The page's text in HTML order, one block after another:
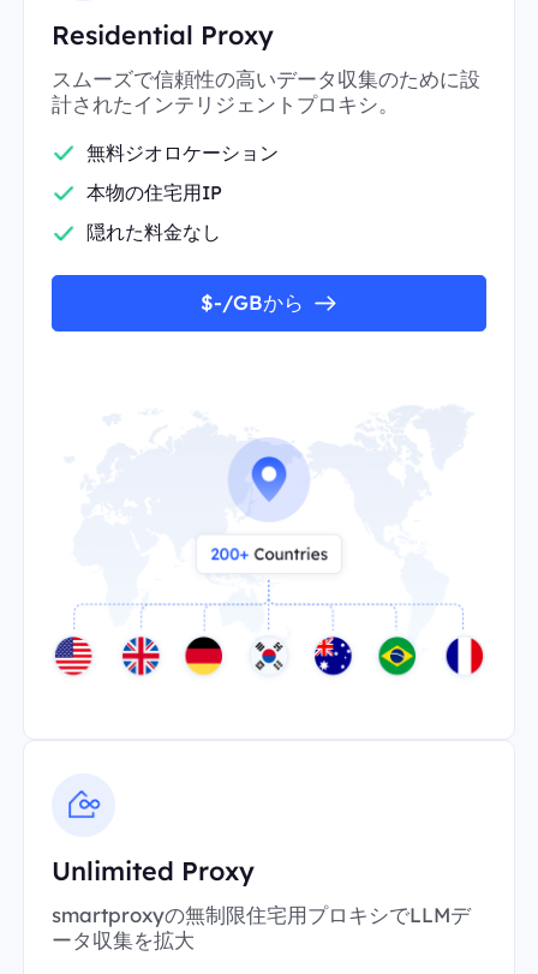
Residential Proxy
スムーズで信頼性の高いデータ収集のために設
計されたインテリジェントプロキシ。
無料ジオロケーション
本物の住宅用IP
隠れた料金なし
$-/GBから
Unlimited Proxy
smartproxyの無制限住宅用プロキシでLLMデ
ータ収集を拡大